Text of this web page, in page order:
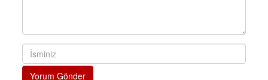
Yorum Gönder